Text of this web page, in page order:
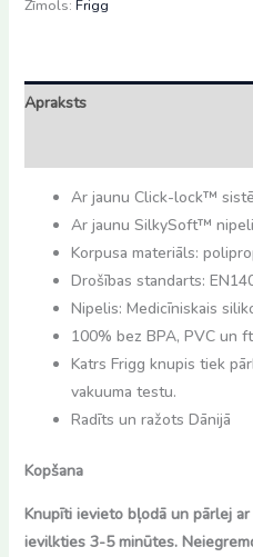
Zīmols: Frigg
Apraksts
Ar jaunu Click-lock™
Ar jaunu SilkySoft™ nipeli
Korpusa materiāls:
Drošības standarts:
Nipelis: Medicīniskais
100% bez BPA, PVC un
Katrs Frigg knupis tiek
vakuuma testu.
Radīts un ražots Dānijā
Kopšana
Knupīti ievieto bļodā un pārlej
ievilkties 3-5 minūtes.